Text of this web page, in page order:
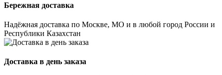
Бережная доставка
Надёжная доставка по Москве, МО и в любой город России и
Республики Казахстан
Доставка в день заказа